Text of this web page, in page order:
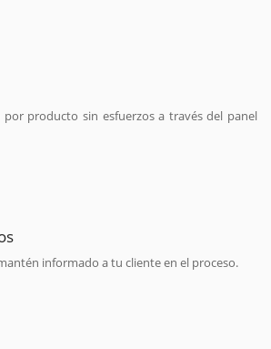
producto sin esfuerzos a través del panel
informado a tu cliente en el proceso.